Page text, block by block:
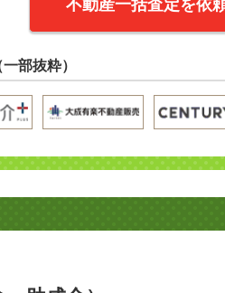
不動産一括査定を依
部抜粋）